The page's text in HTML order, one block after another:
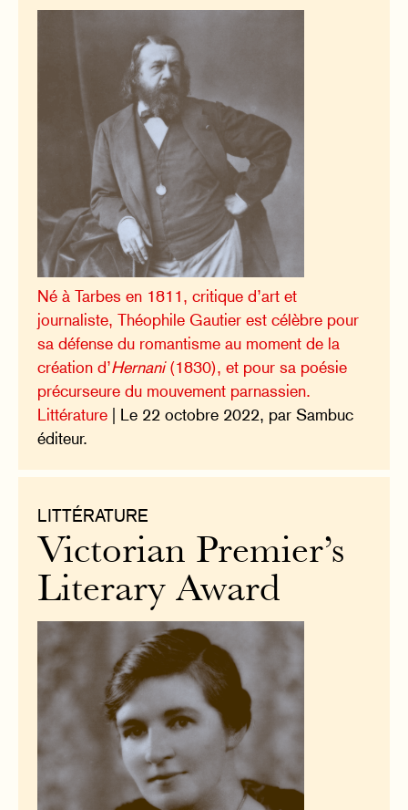
Né à Tarbes en 1811, critique d’art et
journaliste, Théophile Gautier est célèbre pour
sa défense du romantisme au moment de la
création d’Hernani(1830), et pour sa poésie
précurseure du mouvement parnassien.
Littérature | Le 22 octobre 2022, par Sambuc
éditeur.
LITTÉRATURE
Victorian Premier’s
Literary Award